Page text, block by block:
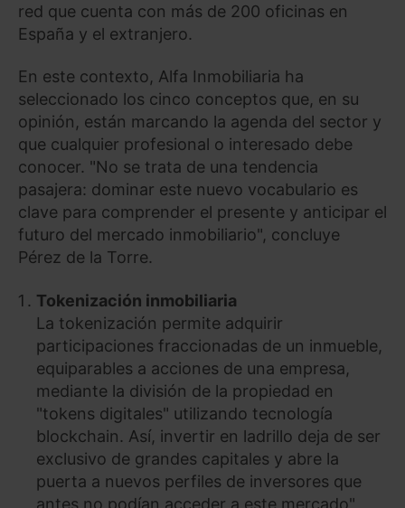
red que cuenta con más de 200 oficinas en
España y el extranjero.
En este contexto, Alfa Inmobiliaria ha
seleccionado los cinco conceptos que, en su
opinión, están marcando la agenda del sector y
que cualquier profesional o interesado debe
conocer. "No se trata de una tendencia
pasajera: dominar este nuevo vocabulario es
clave para comprender el presente y anticipar el
futuro del mercado inmobiliario", concluye
Pérez de la Torre.
Tokenización inmobiliaria
La tokenización permite adquirir
participaciones fraccionadas de un inmueble,
equiparables a acciones de una empresa,
mediante la división de la propiedad en
"tokens digitales" utilizando tecnología
blockchain. Así, invertir en ladrillo deja de ser
exclusivo de grandes capitales y abre la
puerta a nuevos perfiles de inversores que
antes no podían acceder a este mercado",